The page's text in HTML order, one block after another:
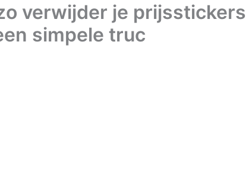
verwijder je prijsstickers
simpele truc